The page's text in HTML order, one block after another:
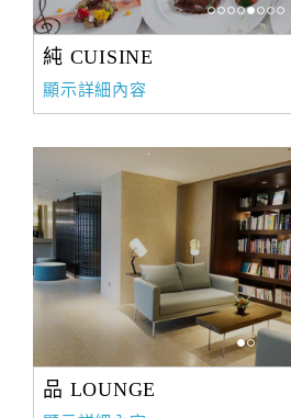
純 CUISINE
顯示詳細內容
品 LOUNGE